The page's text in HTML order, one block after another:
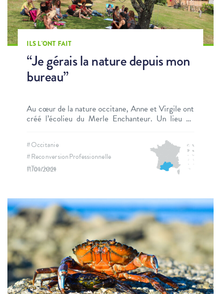
ILS L'ONT FAIT
“Je gérais la nature depuis mon
bureau”
Au cœur de la nature occitane, Anne et Virgile ont
créé l’écolieu du Merle Enchanteur. Un lieu où
#Occitanie
#ReconversionProfessionnelle
#Tourisme
11/01/2021